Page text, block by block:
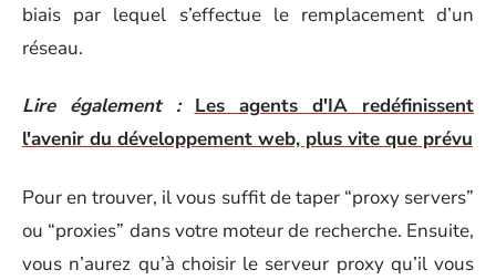
biais par lequel s’effectue le remplacement d’un
réseau.
Lire également : Les agents d'IA redéfinissent
l'avenir du développement web, plus vite que prévu
Pour en trouver, il vous suffit de taper “proxy servers”
ou “proxies” dans votre moteur de recherche. Ensuite,
vous n’aurez qu’à choisir le serveur proxy qu’il vous